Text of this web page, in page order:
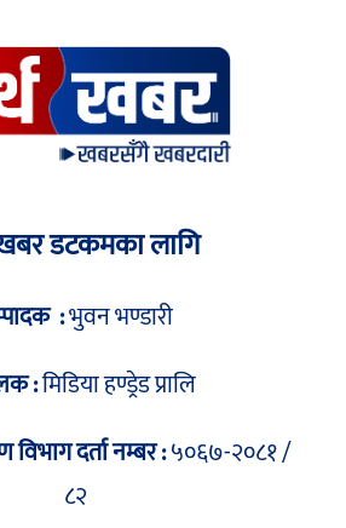
डटकमका लागि
:भुवन भण्डारी
:मिडिया हण्ड्रेड प्रालि
दर्ता नम्बर :५०६७-२०८१ /
८२